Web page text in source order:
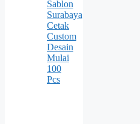
Sablon
Surabaya
Cetak
Custom
Desain
Mulai
100
Pcs